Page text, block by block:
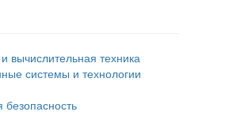
вычислительная техника
системы и технологии